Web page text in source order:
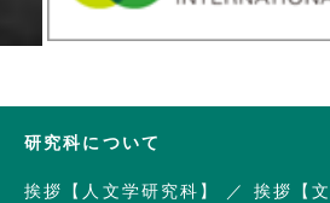
研究科について
挨拶【人文学研究科】 挨拶【